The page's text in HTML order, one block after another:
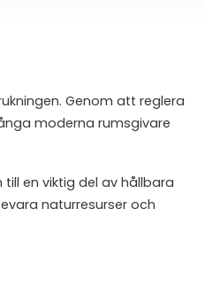
Genom att reglera
moderna rumsgivare
en viktig del av hållbara
naturresurser och